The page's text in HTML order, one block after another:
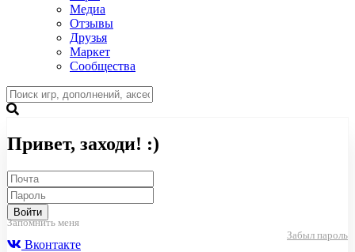
Медиа
Отзывы
Друзья
Маркет
Сообщества
Привет, заходи! :)
Войти
Запомнить меня
Забыл пароль
Вконтакте